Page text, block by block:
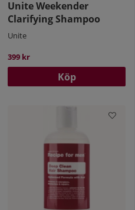
Unite Weekender
Clarifying Shampoo
Unite
399 kr
Köp